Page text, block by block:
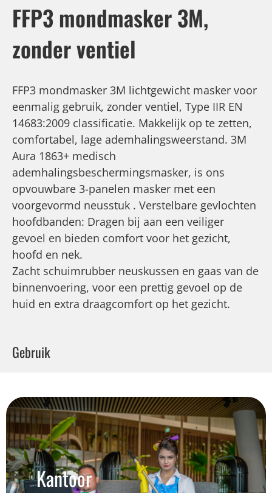
FFP3 mondmasker 3M,
zonder ventiel
FFP3 mondmasker 3M lichtgewicht masker voor
eenmalig gebruik, zonder ventiel, Type IIR EN
14683:2009 classificatie. Makkelijk op te zetten,
comfortabel, lage ademhalingsweerstand. 3M
Aura 1863+ medisch
ademhalingsbeschermingsmasker, is ons
opvouwbare 3-panelen masker met een
voorgevormd neusstuk . Verstelbare gevlochten
hoofdbanden: Dragen bij aan een veiliger
gevoel en bieden comfort voor het gezicht,
hoofd en nek.
Zacht schuimrubber neuskussen en gaas van de
binnenvoering, voor een prettig gevoel op de
huid en extra draagcomfort op het gezicht.
Gebruik
Kantoor